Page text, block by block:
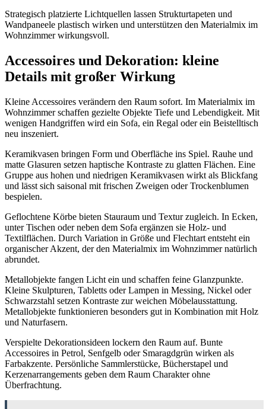
Strategisch platzierte Lichtquellen lassen Strukturtapeten und
Wandpaneele plastisch wirken und unterstützen den Materialmix im
Wohnzimmer wirkungsvoll.
Accessoires und Dekoration: kleine
Details mit großer Wirkung
Kleine Accessoires verändern den Raum sofort. Im Materialmix im
Wohnzimmer schaffen gezielte Objekte Tiefe und Lebendigkeit. Mit
wenigen Handgriffen wird ein Sofa, ein Regal oder ein Beistelltisch
neu inszeniert.
Keramikvasen bringen Form und Oberfläche ins Spiel. Rauhe und
matte Glasuren setzen haptische Kontraste zu glatten Flächen. Eine
Gruppe aus hohen und niedrigen Keramikvasen wirkt als Blickfang
und lässt sich saisonal mit frischen Zweigen oder Trockenblumen
bespielen.
Geflochtene Körbe bieten Stauraum und Textur zugleich. In Ecken,
unter Tischen oder neben dem Sofa ergänzen sie Holz- und
Textilflächen. Durch Variation in Größe und Flechtart entsteht ein
organischer Akzent, der den Materialmix im Wohnzimmer natürlich
abrundet.
Metallobjekte fangen Licht ein und schaffen feine Glanzpunkte.
Kleine Skulpturen, Tabletts oder Lampen in Messing, Nickel oder
Schwarzstahl setzen Kontraste zur weichen Möbelausstattung.
Metallobjekte funktionieren besonders gut in Kombination mit Holz
und Naturfasern.
Verspielte Dekorationsideen lockern den Raum auf. Bunte
Accessoires in Petrol, Senfgelb oder Smaragdgrün wirken als
Farbakzente. Persönliche Sammlerstücke, Bücherstapel und
Kerzenarrangements geben dem Raum Charakter ohne
Überfrachtung.